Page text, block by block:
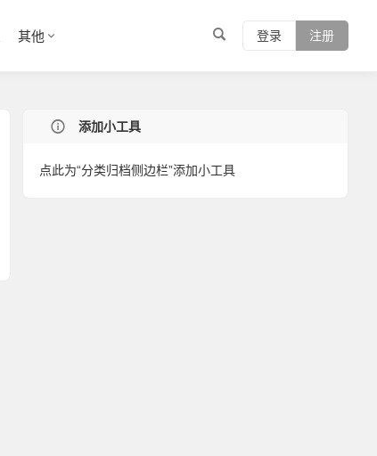
登录 注册
其他
添加小工具
点此为“分类归档侧边栏”添加小工具